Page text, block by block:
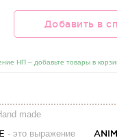
Добавить в
НП – добавьте товары в
- это выражение